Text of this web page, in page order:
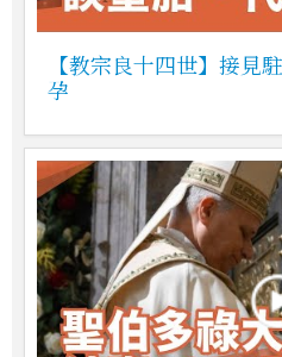
【教宗良十四世】接見
孕